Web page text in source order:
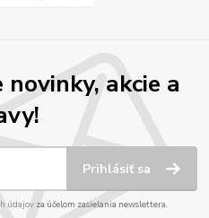
akcie a
Prihlásiť sa
údajov za účelom zasielania newslettera.